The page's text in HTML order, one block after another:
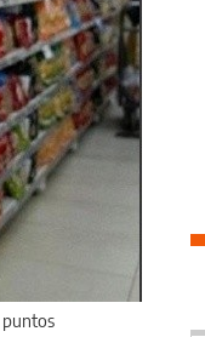
puntos